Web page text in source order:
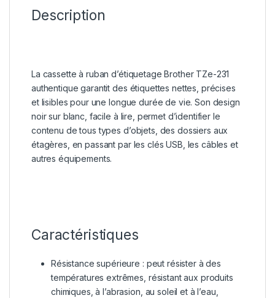
Description
La cassette à ruban d’étiquetage Brother TZe-231
authentique garantit des étiquettes nettes, précises
et lisibles pour une longue durée de vie. Son design
noir sur blanc, facile à lire, permet d’identifier le
contenu de tous types d’objets, des dossiers aux
étagères, en passant par les clés USB, les câbles et
autres équipements.
Caractéristiques
Résistance supérieure : peut résister à des
températures extrêmes, résistant aux produits
chimiques, à l’abrasion, au soleil et à l’eau,